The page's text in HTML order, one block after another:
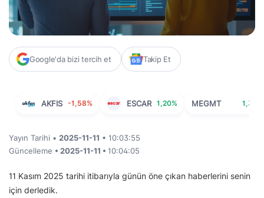
Google'da bizi tercih et Takip Et
AKFIS -1,58% ESCAR 1,20% MEGMT 1,31%
Yayın Tarihi • 2025-11-11 • 10:03:55
Güncelleme • 2025-11-11 • 10:04:05
11 Kasım 2025 tarihi itibarıyla günün öne çıkan haberlerini senin
için derledik.